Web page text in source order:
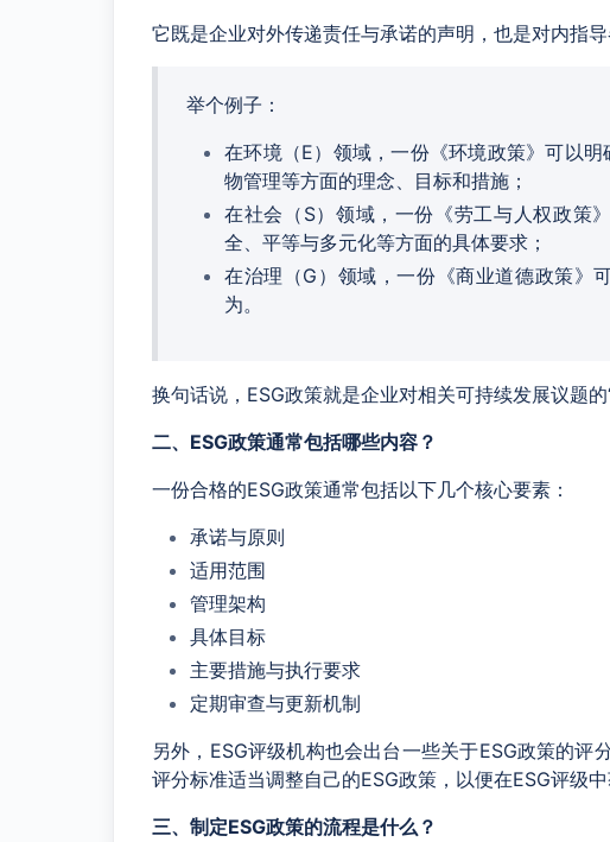
它既是企业对外传递责任与承诺的声明，也是对内指
举个例子：
在环境（E）领域，一份《环境政策》可以
物管理等方面的理念、目标和措施；
在社会（S）领域，一份《劳工与人权政策
全、平等与多元化等方面的具体要求；
在治理（G）领域，一份《商业道德政策》
为。
换句话说，ESG政策就是企业对相关可持续发展议题的
二、ESG政策通常包括哪些内容？
一份合格的ESG政策通常包括以下几个核心要素：
承诺与原则
适用范围
管理架构
具体目标
主要措施与执行要求
定期审查与更新机制
另外，ESG评级机构也会出台一些关于ESG政策的
评分标准适当调整自己的ESG政策，以便在ESG评级中
三、制定ESG政策的流程是什么？